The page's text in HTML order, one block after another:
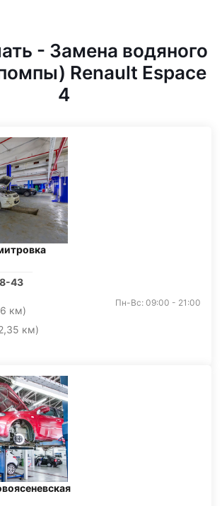
- Замена водяного
Renault Espace
4
43
км)
км)
Пн-Вс: 09:00 - 21:00